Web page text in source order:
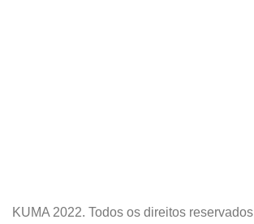
KUMA2022. Todos os direitos reservados